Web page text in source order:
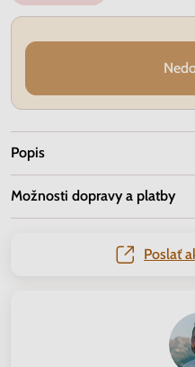
Popis
Možnosti dopravy a platby
Poslať